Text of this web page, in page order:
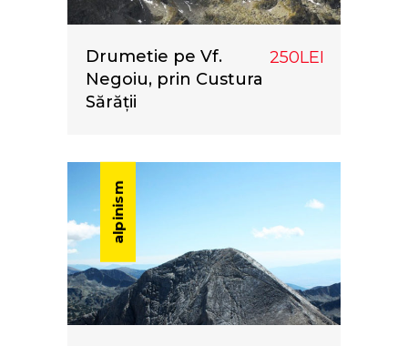
Drumetie pe Vf.
Negoiu, prin Custura
Sărății
250LEI
alpinism